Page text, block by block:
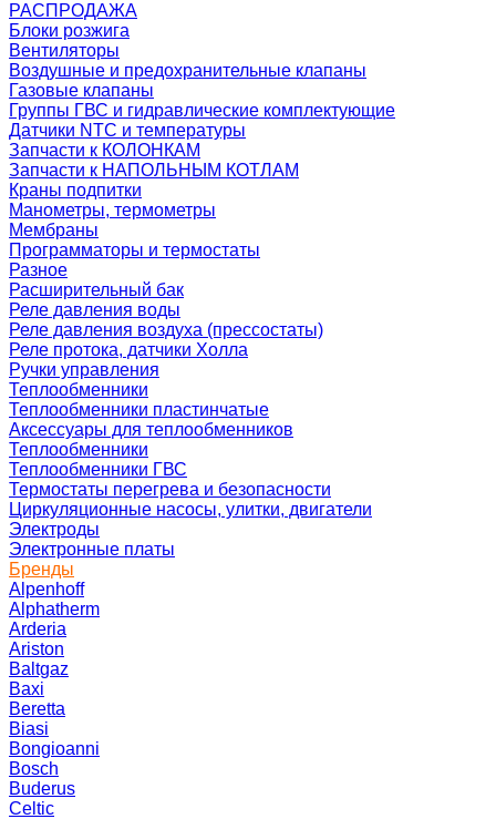
РАСПРОДАЖА
Блоки розжига
Вентиляторы
Воздушные и предохранительные клапаны
Газовые клапаны
Группы ГВС и гидравлические комплектующие
Датчики NTC и температуры
Запчасти к КОЛОНКАМ
Запчасти к НАПОЛЬНЫМ КОТЛАМ
Краны подпитки
Манометры, термометры
Мембраны
Программаторы и термостаты
Разное
Расширительный бак
Реле давления воды
Реле давления воздуха (прессостаты)
Реле протока, датчики Холла
Ручки управления
Теплообменники
Теплообменники пластинчатые
Аксессуары для теплообменников
Теплообменники
Теплообменники ГВС
Термостаты перегрева и безопасности
Циркуляционные насосы, улитки, двигатели
Электроды
Электронные платы
Бренды
Alpenhoff
Alphatherm
Arderia
Ariston
Baltgaz
Baxi
Beretta
Biasi
Bongioanni
Bosch
Buderus
Celtic